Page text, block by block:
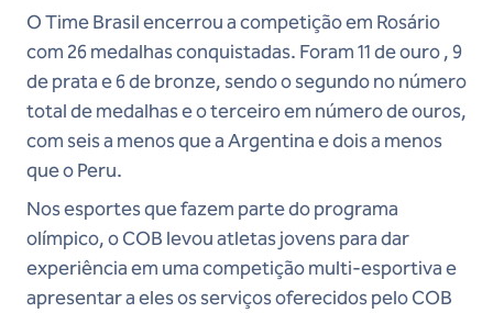
O Time Brasil encerrou a competição em Rosário
com 26 medalhas conquistadas. Foram 11 de ouro , 9
de prata e 6 de bronze, sendo o segundo no número
total de medalhas e o terceiro em número de ouros,
com seis a menos que a Argentina e dois a menos
que o Peru.
Nos esportes que fazem parte do programa
olímpico, o COB levou atletas jovens para dar
experiência em uma competição multi-esportiva e
apresentar a eles os serviços oferecidos pelo COB